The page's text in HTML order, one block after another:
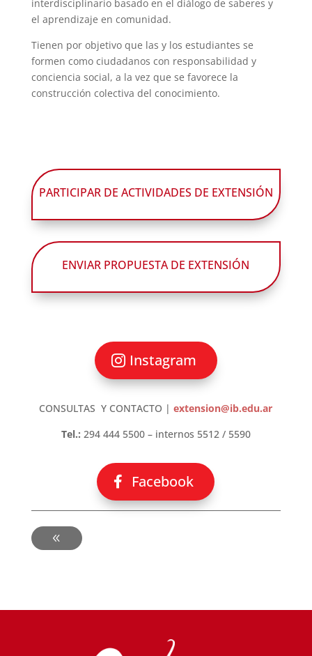
interdisciplinario basado en el diálogo de saberes y
el aprendizaje en comunidad.
Tienen por objetivo que las y los estudiantes se
formen como ciudadanos con responsabilidad y
conciencia social, a la vez que se favorece la
construcción colectiva del conocimiento.
PARTICIPAR DE ACTIVIDADES DE EXTENSIÓN
ENVIAR PROPUESTA DE EXTENSIÓN
Instagram
CONSULTAS Y CONTACTO | extension@ib.edu.ar
Tel.: 294 444 5500 – internos 5512 / 5590
Facebook